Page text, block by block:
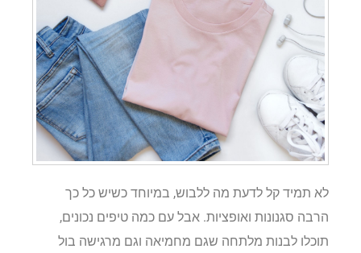
לא תמיד קל לדעת מה ללבוש, במיוחד כשיש כל כך
הרבה סגנונות ואופציות. אבל עם כמה טיפים נכונים,
תוכלו לבנות מלתחה שגם מחמיאה וגם מרגישה בול